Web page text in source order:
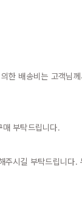
배송비는 고객님
부탁드립니다.
시길 부탁드립니다